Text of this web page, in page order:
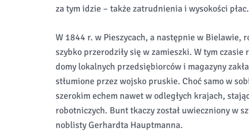
za tym idzie – także zatrudnienia i wysokości płac.
W 1844 r. w Pieszycach, a następnie w Bielawie,
szybko przerodziły się w zamieszki. W tym
domy lokalnych przedsiębiorców i magazyny
stłumione przez wojsko pruskie. Choć samo w
szerokim echem nawet w odległych krajach,
robotniczych. Bunt tkaczy został uwieczniony w
noblisty Gerhardta Hauptmanna.